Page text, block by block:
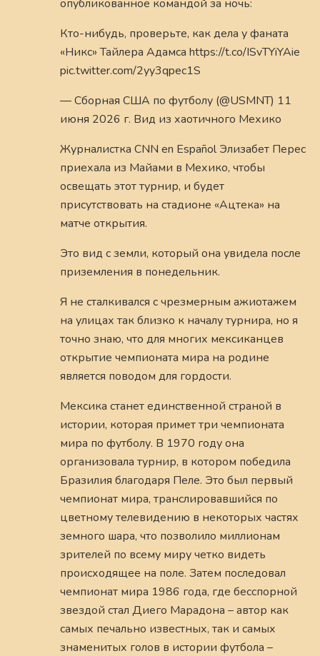
опубликованное командой за ночь:
Кто-нибудь, проверьте, как дела у фаната
«Никс» Тайлера Адамса https://t.co/ISvTYiYAie
pic.twitter.com/2yy3qpec1S
— Сборная США по футболу (@USMNT) 11
июня 2026 г. Вид из хаотичного Мехико
Журналистка CNN en Español Элизабет Перес
приехала из Майами в Мехико, чтобы
освещать этот турнир, и будет
присутствовать на стадионе «Ацтека» на
матче открытия.
Это вид с земли, который она увидела после
приземления в понедельник.
Я не сталкивался с чрезмерным ажиотажем
на улицах так близко к началу турнира, но я
точно знаю, что для многих мексиканцев
открытие чемпионата мира на родине
является поводом для гордости.
Мексика станет единственной страной в
истории, которая примет три чемпионата
мира по футболу. В 1970 году она
организовала турнир, в котором победила
Бразилия благодаря Пеле. Это был первый
чемпионат мира, транслировавшийся по
цветному телевидению в некоторых частях
земного шара, что позволило миллионам
зрителей по всему миру четко видеть
происходящее на поле. Затем последовал
чемпионат мира 1986 года, где бесспорной
звездой стал Диего Марадона – автор как
самых печально известных, так и самых
знаменитых голов в истории футбола –